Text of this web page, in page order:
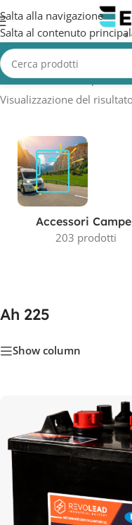
Salta alla navigazione
Salta al contenuto
Home/Prodotto Capacità
Visualizzazione del risultato
Accessori
203 prodotti
Ah 225
Show column